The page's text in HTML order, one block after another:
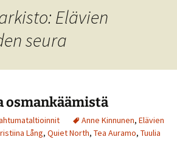
Elävien
seura
osmankäämistä
Anne Kinnunen, Elävien
Lång, Quiet North, Tea Auramo, Tuulia